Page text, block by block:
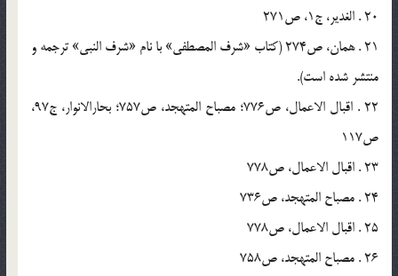
20 . الغدیر، ج1، ص271
21 . همان، ص274 (کتاب «شرف المصطفی» با نام «شرف النبی» ترجمه و
منتشر شده است).
22 . اقبال الاعمال، ص776؛ مصباح المتهجد، ص757؛ بحارالانوار، ج97،
ص117
23 . اقبال الاعمال، ص778
24 . مصباح المتهجد، ص736
25 . اقبال الاعمال، ص778
26 . مصباح المتهجد، ص758